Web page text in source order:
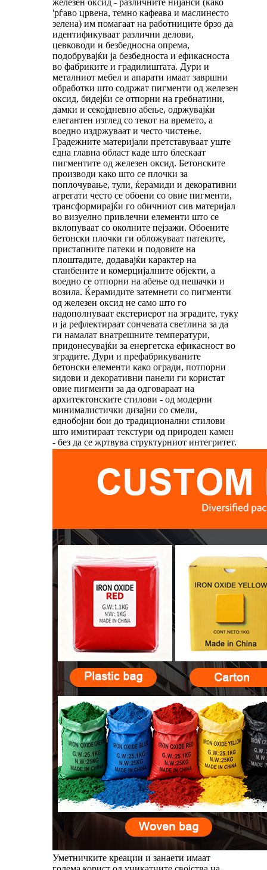
железен оксид - различните нијанси (како
'рѓаво црвена, темно кафеава и маслинесто
зелена) им помагаат на работниците брзо да
идентификуваат различни делови,
цевководи и безбедносна опрема,
подобрувајќи ја безбедноста и ефикасноста
во фабриките и градилиштата. Дури и
металниот мебел и апарати имаат завршни
обработки што содржат пигменти од железен
оксид, бидејќи се отпорни на гребнатини,
дамки и секојдневно абење, одржувајќи
елегантен изглед со текот на времето, а
воедно издржуваат и често чистење.
Градежните материјали претставуваат уште
една главна област каде што блескаат
пигментите од железен оксид. Бетонските
производи како што се плочки за
поплочување, тули, ќерамиди и декоративни
агрегати често се обоени со овие пигменти,
трансформирајќи го обичниот сив материјал
во визуелно привлечни елементи што се
вклопуваат со околните пејзажи. Обоените
бетонски плочки ги обложуваат патеките,
пристапните патеки и подовите на
плоштадите, додавајќи карактер на
станбените и комерцијалните објекти, а
воедно се отпорни на абење од пешачки и
возила. Ќерамидите затемнети со пигменти
од железен оксид не само што го
надополнуваат екстериерот на зградите, туку
и ја рефлектираат сончевата светлина за да
ги намалат внатрешните температури,
придонесувајќи за енергетска ефикасност во
зградите. Дури и префабрикуваните
бетонски елементи како огради, потпорни
ѕидови и декоративни панели ги користат
овие пигменти за да одговараат на
архитектонските стилови - од модерни
минималистички дизајни со смели,
еднобојни бои до традиционални стилови
што имитираат текстури од природен камен
- без да се жртвува структурниот интегритет.
Уметничките креации и занаети имаат